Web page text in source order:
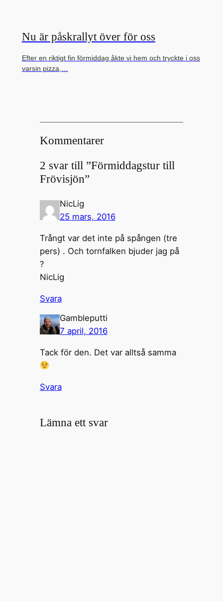
Nu är påskrallyt över för oss
Efter en riktigt fin förmiddag åkte vi hem och tryckte i oss
varsin pizza,…
Kommentarer
2 svar till ”Förmiddagstur till
Frövisjön”
NicLig
25 mars, 2016
Trångt var det inte på spången (tre
pers) . Och tornfalken bjuder jag på
?
NicLig
Svara
Gambleputti
7 april, 2016
Tack för den. Det var alltså samma
Svara
Lämna ett svar